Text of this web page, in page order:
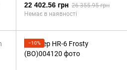
22 402.56 грн 26 355.95 грн
Немає в наявності
−10%